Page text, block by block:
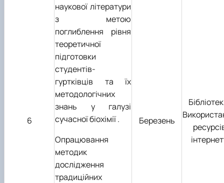
6
наукової літератури
з метою
поглиблення рівня
теоретичної
підготовки
студентів-
гуртківців та їх
методологічних
знань у галузі
сучасної біохімії .
Опрацювання
методик
дослідження
традиційних
Березень